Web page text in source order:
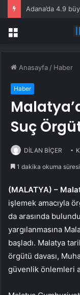
Menü
Anasayfa / Haber
Haber
Suç
DİLAN BİÇER
1 dakika okuma süresi
(MALATYA) –
işlemek amacıyla
da arasında
yargılanmasına
başladı. Malatya
örgütü davası,
güvenlik önlemleri